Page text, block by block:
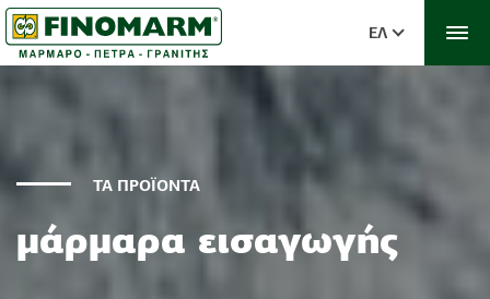
ΕΛ
ΤΑ ΠΡΟΪΟΝΤΑ
μάρμαρα εισαγωγής